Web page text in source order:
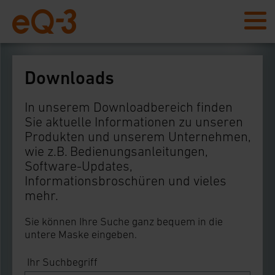
Downloads
In unserem Downloadbereich finden
Sie aktuelle Informationen zu unseren
Produkten und unserem Unternehmen,
wie z.B. Bedienungsanleitungen,
Software-Updates,
Informationsbroschüren und vieles
mehr.
Sie können Ihre Suche ganz bequem in die
untere Maske eingeben.
Ihr Suchbegriff